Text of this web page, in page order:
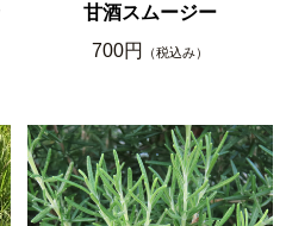
甘酒スムージー
700円
（税込み）